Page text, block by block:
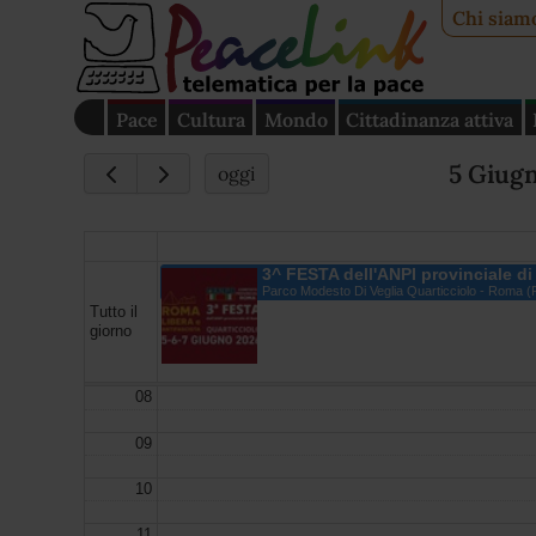
Chi
Pace Cultura Mondo Cittadinanza attiva
oggi 5
Tutto il
giorno
3^ FESTA dell'ANPI provinciale
Parco Modesto Di Veglia Quarticciolo - Roma
08
09
10